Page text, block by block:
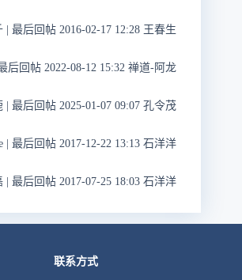
最后回帖 2016-02-17 12:28 王春生
后回帖 2022-08-12 15:32 禅道-阿龙
最后回帖 2025-01-07 09:07 孔令茂
最后回帖 2017-12-22 13:13 石洋洋
最后回帖 2017-07-25 18:03 石洋洋
联系方式